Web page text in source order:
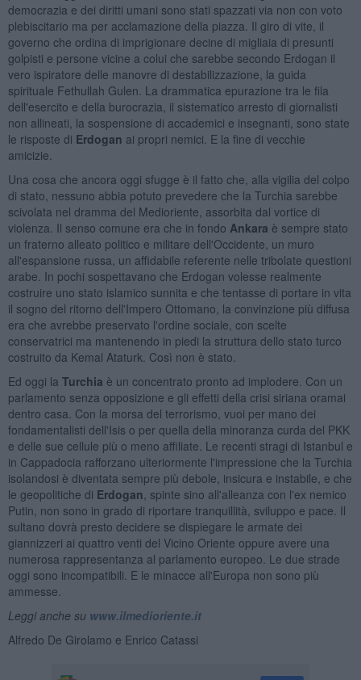
democrazia e dei diritti umani sono stati spazzati via non con voto
plebiscitario ma per acclamazione della piazza. Il giro di vite, il
governo che ordina di imprigionare decine di migliaia di presunti
golpisti e persone vicine a colui che sarebbe secondo Erdogan il
vero ispiratore delle manovre di destabilizzazione, la guida
spirituale Fethullah Gulen. La drammatica epurazione tra le fila
dell'esercito e della burocrazia, il sistematico arresto di giornalisti
non allineati, la sospensione di accademici e insegnanti, sono state
le risposte di Erdogan ai propri nemici. E la fine di vecchie
amicizie.
Una cosa che ancora oggi sfugge è il fatto che, alla vigilia del colpo
di stato, nessuno abbia potuto prevedere che la Turchia sarebbe
scivolata nel dramma del Medioriente, assorbita dal vortice di
violenza. Il senso comune era che in fondo Ankara è sempre stato
un fraterno alleato politico e militare dell'Occidente, un muro
all'espansione russa, un affidabile referente nelle tribolate questioni
arabe. In pochi sospettavano che Erdogan volesse realmente
costruire uno stato islamico sunnita e che tentasse di portare in vita
il sogno del ritorno dell'Impero Ottomano, la convinzione più diffusa
era che avrebbe preservato l'ordine sociale, con scelte
conservatrici ma mantenendo in piedi la struttura dello stato turco
costruito da Kemal Ataturk. Così non è stato.
Ed oggi la Turchia è un concentrato pronto ad implodere. Con un
parlamento senza opposizione e gli effetti della crisi siriana oramai
dentro casa. Con la morsa del terrorismo, vuoi per mano dei
fondamentalisti dell'Isis o per quella della minoranza curda del PKK
e delle sue cellule più o meno affiliate. Le recenti stragi di Istanbul e
in Cappadocia rafforzano ulteriormente l'impressione che la Turchia
isolandosi è diventata sempre più debole, insicura e instabile, e che
le geopolitiche di Erdogan , spinte sino all'alleanza con l'ex nemico
Putin, non sono in grado di riportare tranquillità, sviluppo e pace. Il
sultano dovrà presto decidere se dispiegare le armate dei
giannizzeri ai quattro venti del Vicino Oriente oppure avere una
numerosa rappresentanza al parlamento europeo. Le due strade
oggi sono incompatibili. E le minacce all'Europa non sono più
ammesse.
Leggi anche su www.ilmedioriente.it
Alfredo De Girolamo e Enrico Catassi